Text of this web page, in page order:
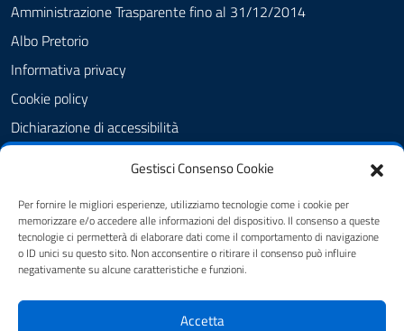
Gestisci Consenso Cookie
Per fornire le migliori esperienze, utilizziamo tecnologie come i cookie per
memorizzare e/o accedere alle informazioni del dispositivo. Il consenso a queste
tecnologie ci permetterà di elaborare dati come il comportamento di navigazione
o ID unici su questo sito. Non acconsentire o ritirare il consenso può influire
negativamente su alcune caratteristiche e funzioni.
Accetta
Amministrazione Trasparente fino al 31/12/2014
Albo Pretorio
Informativa privacy
Cookie policy
Dichiarazione di accessibilità
Feedback Accessibilità
Piano di Miglioramento dei servizi
SEGUICI SU